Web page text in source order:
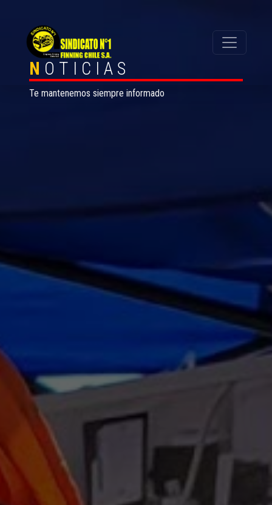
N OTICIAS
Te mantenemos siempre informado